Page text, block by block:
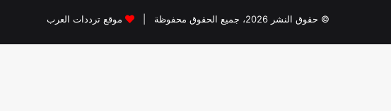
© حقوق النشر 2026، جميع الحقوق محفوظة | موقع ترددات العرب